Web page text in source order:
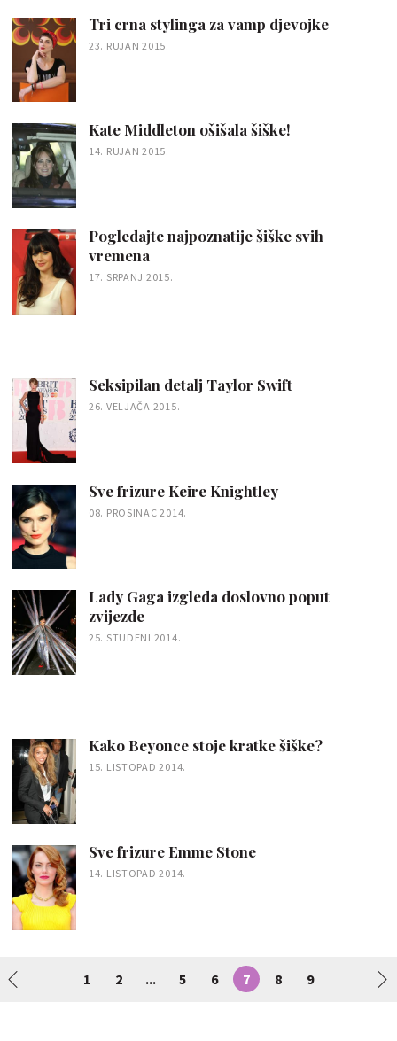
Tri crna stylinga za vamp djevojke
23. RUJAN 2015.
Kate Middleton ošišala šiške!
14. RUJAN 2015.
Pogledajte najpoznatije šiške svih
vremena
17. SRPANJ 2015.
Seksipilan detalj Taylor Swift
26. VELJAČA 2015.
Sve frizure Keire Knightley
08. PROSINAC 2014.
Lady Gaga izgleda doslovno poput
zvijezde
25. STUDENI 2014.
Kako Beyonce stoje kratke šiške?
15. LISTOPAD 2014.
Sve frizure Emme Stone
14. LISTOPAD 2014.
1 2 ... 5 6 7 8 9